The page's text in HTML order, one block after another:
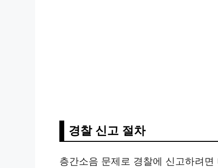
경찰 신고 절차
층간소음 문제로 경찰에 신고하려